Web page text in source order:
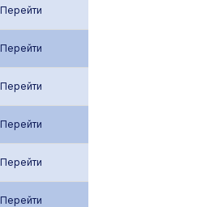
Перейти
Перейти
Перейти
Перейти
Перейти
Перейти